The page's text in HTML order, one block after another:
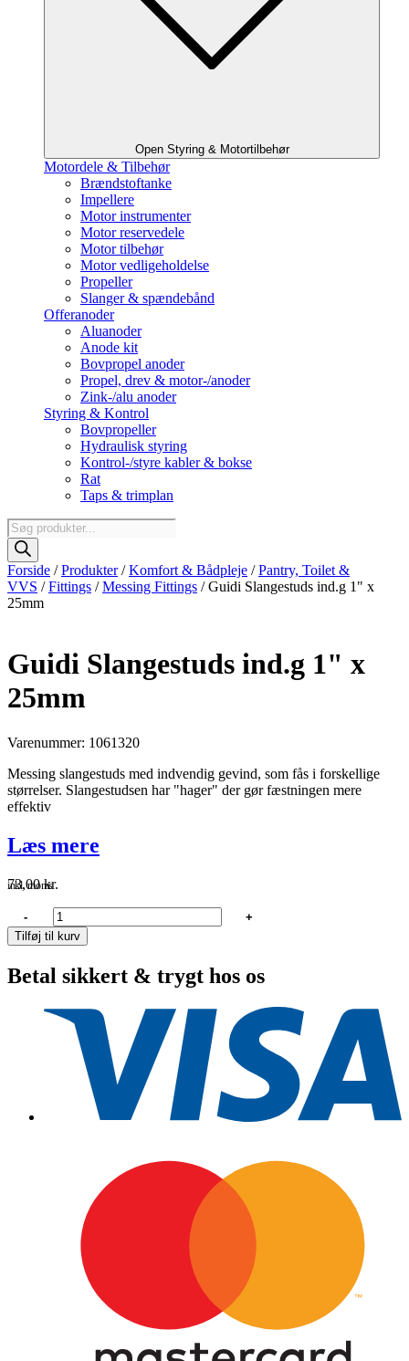
Open Styring & Motortilbehør
Motordele & Tilbehør
Brændstoftanke
Impellere
Motor instrumenter
Motor reservedele
Motor tilbehør
Motor vedligeholdelse
Propeller
Slanger & spændebånd
Offeranoder
Aluanoder
Anode kit
Bovpropel anoder
Propel, drev & motor-/anoder
Zink-/alu anoder
Styring & Kontrol
Bovpropeller
Hydraulisk styring
Kontrol-/styre kabler & bokse
Rat
Taps & trimplan
Products
search
Forside /Produkter/Komfort & Bådpleje /Pantry, Toilet &
VVS /Fittings /Messing Fittings / Guidi Slangestuds ind.g 1" x
25mm
Guidi Slangestuds ind.g 1" x
25mm
Varenummer: 1061320
Messing slangestuds med indvendig gevind, som fås i forskellige
størrelser. Slangestudsen har "hager" der gør fæstningen mere
effektiv
Læs mere
73,00kr.
inkl. moms
Guidi
Slangestuds
ind.g
x
-
+
Tilføj til kurv
Betal sikkert & trygt hos os